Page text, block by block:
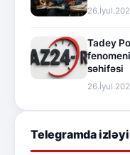
Tadey
səhifəsi
Telegramda